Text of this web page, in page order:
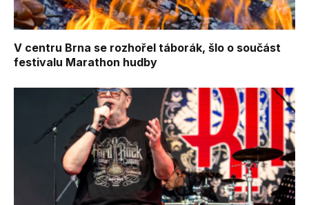
V centru Brna se rozhořel táborák, šlo o součást
festivalu Marathon hudby